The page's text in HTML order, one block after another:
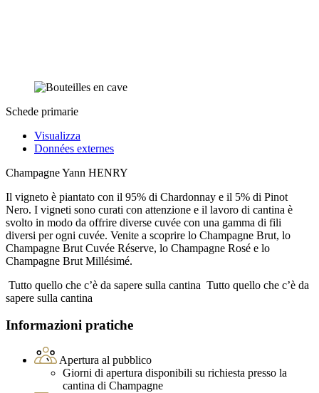
Schede primarie
Visualizza
Données externes
Champagne Yann HENRY
Il vigneto è piantato con il 95% di Chardonnay e il 5% di Pinot
Nero. I vigneti sono curati con attenzione e il lavoro di cantina è
svolto in modo da offrire diverse cuvée con una gamma di fili
diversi per ogni cuvée. Venite a scoprire lo Champagne Brut, lo
Champagne Brut Cuvée Réserve, lo Champagne Rosé e lo
Champagne Brut Millésimé.
Tutto quello che c’è da sapere sulla cantina Tutto quello che c’è da
sapere sulla cantina
Informazioni pratiche
Apertura al pubblico
Giorni di apertura disponibili su richiesta presso la
cantina di Champagne